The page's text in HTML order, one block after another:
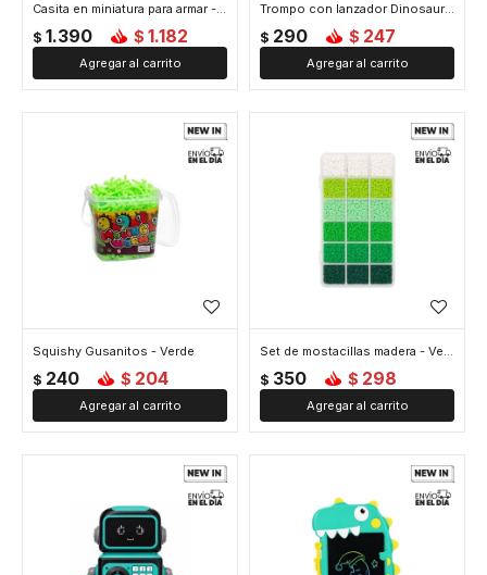
Casita en miniatura para armar - Verde
$ 1.390 $ 1.182
Trompo con lanzador Dinosaurio - Verde
$ 290 $ 247
Squishy Gusanitos - Verde
$ 240 $ 204
Set de mostacillas madera - Verde
$ 350 $ 298